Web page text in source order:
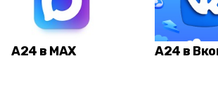
А24 в MAX А24 в